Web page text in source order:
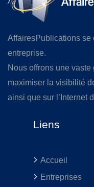
AffairesPublications se
entreprise.
Nous offrons une
maximiser la visibilité
ainsi que sur l’Internet
Liens
Accueil
Entreprises